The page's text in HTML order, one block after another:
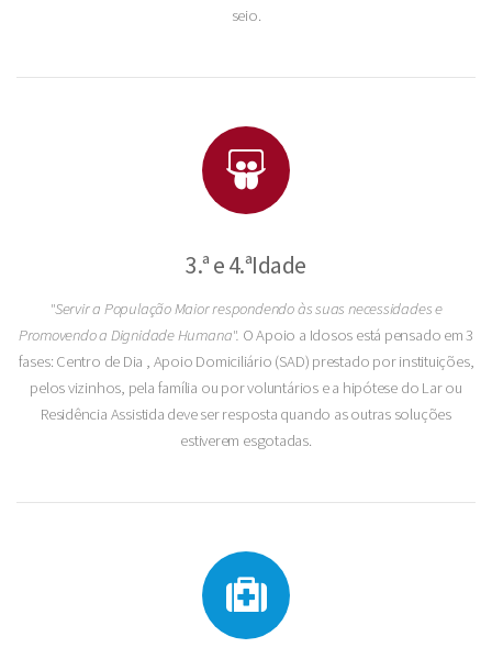
seio.
3.ª e 4.ªIdade
"Servir a População Maior respondendo às suas necessidades e
Promovendo a Dignidade Humana". O Apoio a Idosos está pensado em 3
fases: Centro de Dia , Apoio Domiciliário (SAD) prestado por instituições,
pelos vizinhos, pela família ou por voluntários e a hipótese do Lar ou
Residência Assistida deve ser resposta quando as outras soluções
estiverem esgotadas.